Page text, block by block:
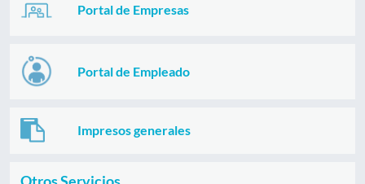
Portal de Empresas
Portal de Empleado
Impresos generales